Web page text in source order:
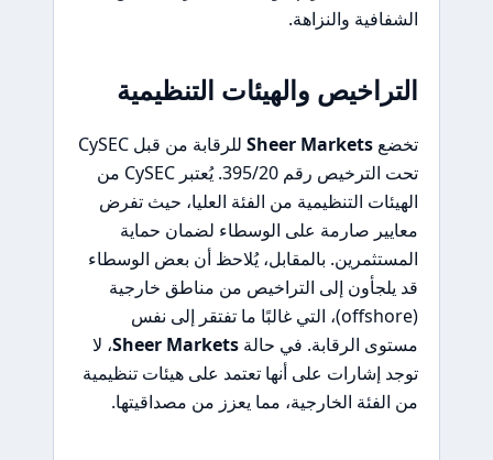
الشفافية والنزاهة.
التراخيص والهيئات التنظيمية
تخضعSheer Markets
للرقابة من قبل CySEC
تحت الترخيص رقم 395/20. يُعتبر CySEC من
الهيئات التنظيمية من الفئة العليا، حيث تفرض
معايير صارمة على الوسطاء لضمان حماية
المستثمرين. بالمقابل، يُلاحظ أن بعض الوسطاء
قد يلجأون إلى التراخيص من مناطق خارجية
(offshore)، التي غالبًا ما تفتقر إلى نفس
مستوى الرقابة. في حالةSheer Markets، لا
توجد إشارات على أنها تعتمد على هيئات تنظيمية
من الفئة الخارجية، مما يعزز من مصداقيتها.